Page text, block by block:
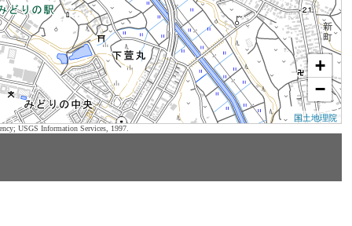
+
−
国土地理院
USGS Information Services, 1997.